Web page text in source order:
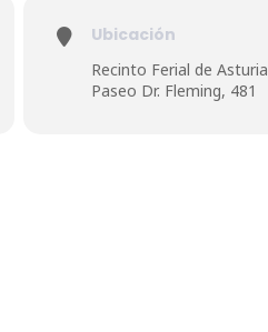
Ubicación
Recinto Ferial de
Paseo Dr. Fleming, 481